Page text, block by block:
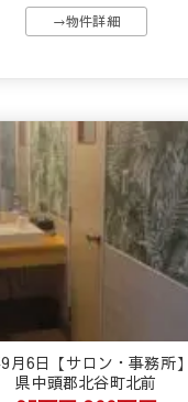
→物件詳細
月6日【サロン・事務所
県中頭郡北谷町北前